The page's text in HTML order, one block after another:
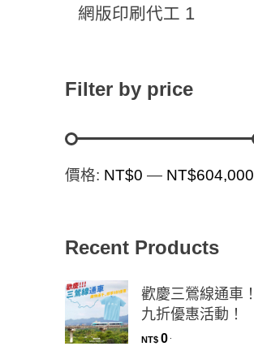
網版印刷代工 1
Filter by price
價格: NT$0 — NT$604,000
Recent Products
歡慶三鶯線通車！
九折優惠活動！
NT$ 0